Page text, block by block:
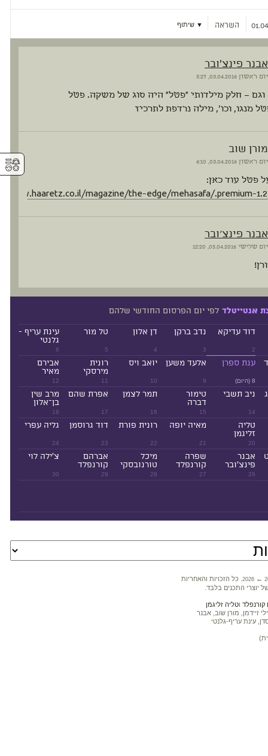
השראה ▼ שיתוף
אבנר פינצ'ובר
יום ראשון
וגם – חלק מילדותי "פטל" היה סוג של משקה. פטל
מנגו, וכו', מילה נרדפת לתרכיז
מורן שוב
יום ראשון
פטל עוד כאן:
www.haaretz.co.il/magazine/the-edge/mehasafa/.premium-
אבנר פינצ׳ובר
יום שלישי
אנטייטלד לפי יום הפרסום החודשי שלהם
2
דוד עדיקא
3
נדב ברקן
4
דן אלון
5
טל מור
6
עינת עריף -
גלנטי
8 (היום)
ענת ספרן
9
אלעד משען
10
יואב ויס
11
רונית
מירסקי
12
אבירם
מאיר
14
ניב תשבי
15
טימור
דברה
16
תמר לצמן
17
אפרת שהם
18
מרב שין
בן־אלון
20
טליה
זליגמן
21
מאיה יופה
22
רונית פורת
23
דוד גרוסמן
24
גליה עפרי
26
אבנר
פינצ'ובר
27
שפרה
קורנפלד
28
מיכל
טורנובסקי
29
אברהם
קורנפלד
30
צ'ילה לוי
2026 ←
. כל הזכויות והאחריות
יוצרי התכנים בלבד.
וטליה זליגמן
זיידמן, מורן שוב, אבנר
עינת עריף-גלנטי
⚥︎